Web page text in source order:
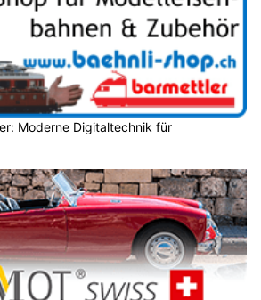
Moderne Digitaltechnik für